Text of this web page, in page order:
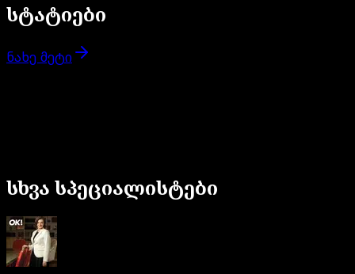
სტატიები
ნახე მეტი
27 მაი 3 წთ
სხვა სპეციალისტები